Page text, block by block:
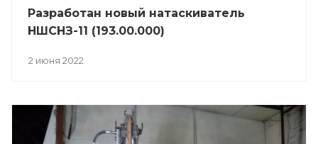
Разработан новый натаскиватель
НШСНЗ-11 (193.00.000)
2 июня 2022